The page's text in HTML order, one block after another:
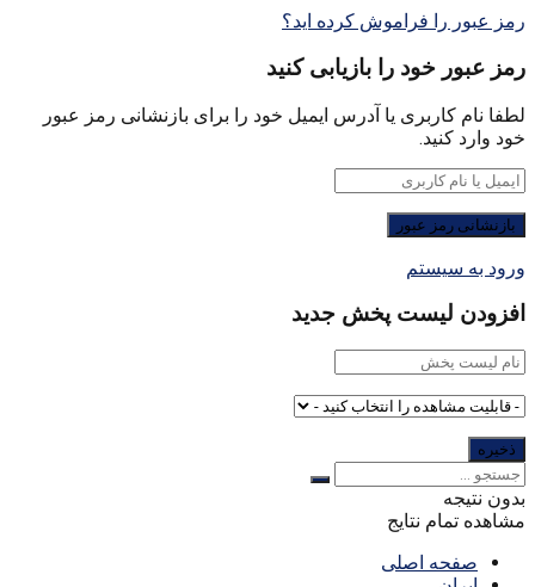
رمز عبور را فراموش کرده اید؟
رمز عبور خود را بازیابی کنید
لطفا نام کاربری یا آدرس ایمیل خود را برای بازنشانی رمز عبور
خود وارد کنید.
ورود به سیستم
افزودن لیست پخش جدید
بدون نتیجه
مشاهده تمام نتایج
صفحه اصلی